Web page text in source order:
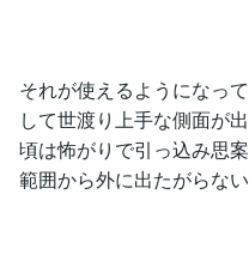
それが使えるようになっ
して世渡り上手な側面が
頃は怖がりで引っ込み思
範囲から外に出たがらない